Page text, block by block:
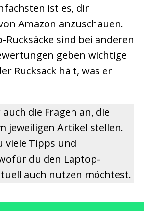
ist es, dir
Amazon anzuschauen.
Rucksäcke sind bei anderen
geben wichtige
Rucksack hält, was er
auch die Fragen an, die
jeweiligen Artikel stellen.
viele Tipps und
du den Laptop-
auch nutzen möchtest.